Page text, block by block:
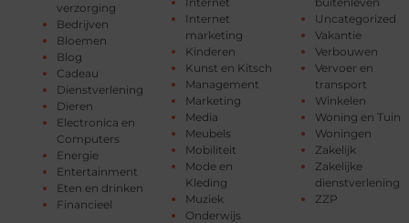
verzorging
Bedrijven
Bloemen
Blog
Cadeau
Dienstverlening
Dieren
Electronica en
Computers
Energie
Entertainment
Eten en drinken
Financieel
Internet
marketing
Kinderen
Kunst en Kitsch
Management
Marketing
Media
Meubels
Mobiliteit
Mode en
Kleding
Muziek
Onderwijs
Uncategorized
Vakantie
Verbouwen
Vervoer en
transport
Winkelen
Woning en Tuin
Woningen
Zakelijk
Zakelijke
dienstverlening
ZZP